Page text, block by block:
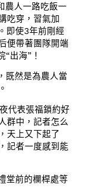
農人一路吃飯一
吃穿，習氣加
即使3年前剛經
便帶著團隊開端
出海”！
既然是為農人當
代表張福鎖約好
群中，記者怎么
天上又下起了
記者一度感到能
堂前的欄桿處等